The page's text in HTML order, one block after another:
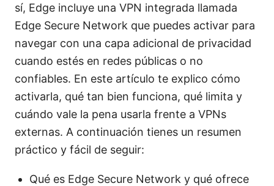
sí, Edge incluye una VPN integrada llamada
Edge Secure Network que puedes activar para
navegar con una capa adicional de privacidad
cuando estés en redes públicas o no
confiables. En este artículo te explico cómo
activarla, qué tan bien funciona, qué limita y
cuándo vale la pena usarla frente a VPNs
externas. A continuación tienes un resumen
práctico y fácil de seguir:
Qué es Edge Secure Network y qué ofrece